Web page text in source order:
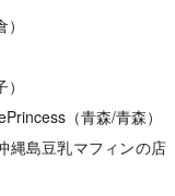
（青森/青森）
縄島豆乳マフィンの店